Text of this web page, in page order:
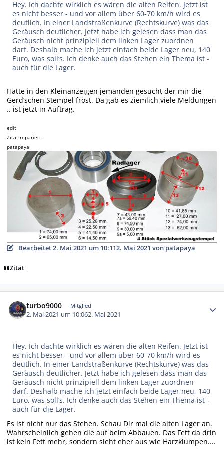
Hey. Ich dachte wirklich es wären die alten Reifen. Jetzt ist
es nicht besser - und vor allem über 60-70 km/h wird es
deutlich. In einer Landstraßenkurve (Rechtskurve) was das
Geräusch deutlicher. Jetzt habe ich gelesen dass man das
Geräusch nicht prinzipiell dem linken Lager zuordnen
darf. Deshalb mache ich jetzt einfach beide Lager neu, 140
Euro, was soll‘s. Ich denke auch das Stehen ein Thema ist -
auch für die Lager.
Hatte in den Kleinanzeigen jemanden gesucht der mir die
Gerd‘schen Stempel fröst. Da gab es ziemlich viele Meldungen
.. ist jetzt in Auftrag.
edit
Zitat repariert
patapaya
Bearbeitet2. Mai 2021 um 10:112. Mai 2021 von patapaya
Zitat
turbo9000 Mitglied
2. Mai 2021 um 10:062. Mai 2021
Hey. Ich dachte wirklich es wären die alten Reifen. Jetzt ist
es nicht besser - und vor allem über 60-70 km/h wird es
deutlich. In einer Landstraßenkurve (Rechtskurve) was das
Geräusch deutlicher. Jetzt habe ich gelesen dass man das
Geräusch nicht prinzipiell dem linken Lager zuordnen
darf. Deshalb mache ich jetzt einfach beide Lager neu, 140
Euro, was soll‘s. Ich denke auch das Stehen ein Thema ist -
auch für die Lager.
Es ist nicht nur das Stehen. Schau Dir mal die alten Lager an.
Wahrscheinlich gehen die auf beim Abbauen. Das Fett da drin
ist kein Fett mehr, sondern sieht eher aus wie Harzklumpen....